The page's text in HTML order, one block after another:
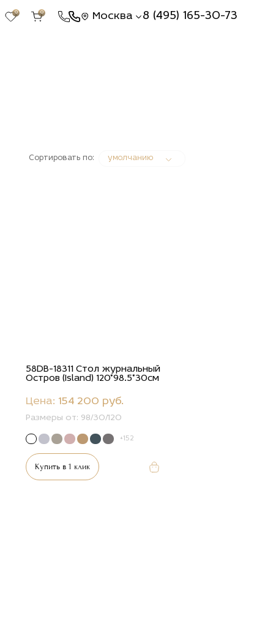
0 0 Москва 8 (495) 165-30-73
Сортировать по: умолчанию
58DB-18311 Стол журнальный
Остров (Island) 120*98.5*30см
Цена: 154 200 руб.
Размеры от: 98/30/120
+152
Купить в 1 клик